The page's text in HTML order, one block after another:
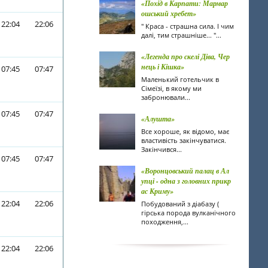
22:04 22:06
07:45 07:47
07:45 07:47
07:45 07:47
22:04 22:06
22:04 22:06
«Похід в Карпати: Мармар
ошський хребет»
" Краса - страшна сила. І чим
далі, тим страшніше... "...
«Легенда про скелі Діва, Чер
нець і Кішка»
Маленький готельчик в
Сімеїзі, в якому ми
забронювали...
«Алушта»
Все хороше, як відомо, має
властивість закінчуватися.
Закінчився...
«Воронцовський палац в Ал
упці - одна з головних прикр
ас Криму»
Побудований з діабазу (
гірська порода вулканічного
походження,...